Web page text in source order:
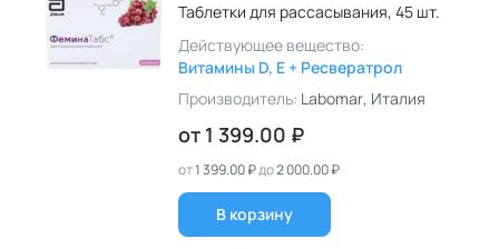
Таблетки для рассасывания, 45 шт.
Действующее вещество:
Витамины D, E + Ресвератрол
Производитель: Labomar, Италия
от 1 399.00 ₽
от1 399.00 ₽до2 000.00 ₽
В корзину